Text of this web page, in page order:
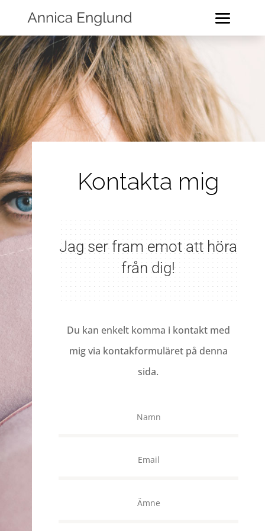
Kontakta mig
Jag ser fram emot att höra
från dig!
Du kan enkelt komma i kontakt med
mig via kontakformuläret på denna
sida.